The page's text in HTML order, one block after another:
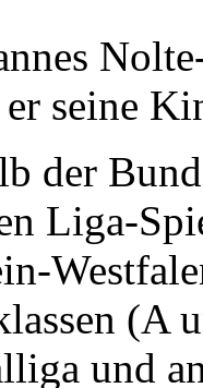
seine
der
Liga-
(A
und